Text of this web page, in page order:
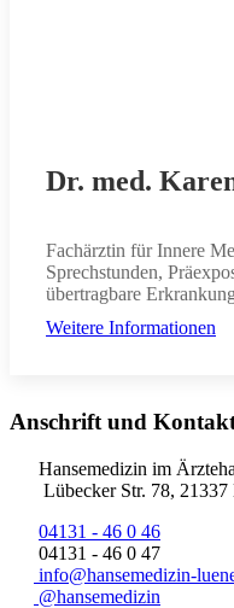
Dr. med.
Fachärztin für Innere
Sprechstunden,
übertragbare
Weitere Informationen
Anschrift und
Hansemedizin im
Lübecker Str. 78,
04131 - 46 0 46
04131 - 46 0 47
info@hansemedizin-
@hansemedizin